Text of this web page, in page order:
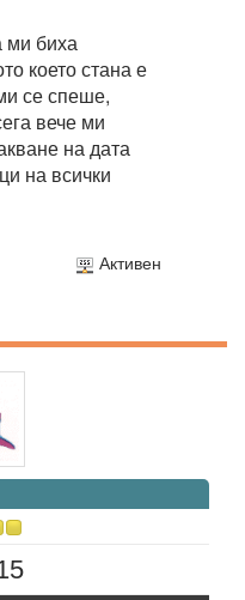
ми биха
което стана е
се спеше,
вече ми
на дата
на всички
Активен